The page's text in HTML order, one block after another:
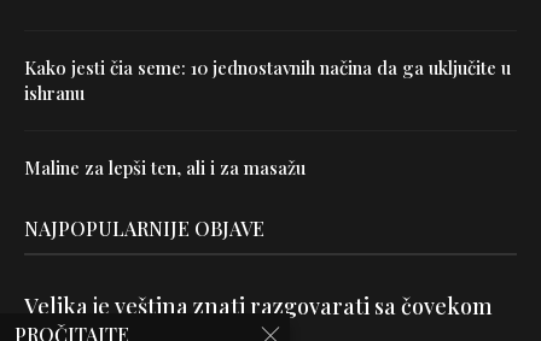
Kako jesti čia seme: 10 jednostavnih načina da ga uključite u
ishranu
Maline za lepši ten, ali i za masažu
NAJPOPULARNIJE OBJAVE
Velika je veština znati razgovarati sa čovekom
PROČITAJTE